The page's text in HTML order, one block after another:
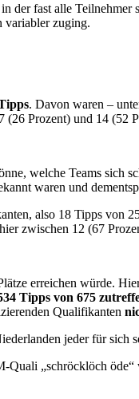
fast alle Teilnehmer
variabler zuging.
. Davon waren –
Prozent) und 14 (52
welche Teams
waren und
also 18 Tipps von
zwischen 12 (67
erreichen würde.
Tipps von 675
Qualifikanten
jeder für sich
„schröcklöch